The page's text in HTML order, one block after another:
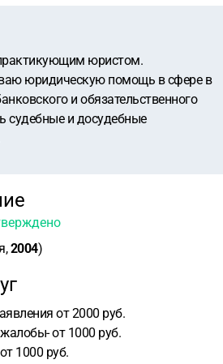
юристом.
юридическую помощь в сфере в
и обязательственного
судебные и досудебные
2004)
от 2000 руб.
от 1000 руб.
1000 руб.